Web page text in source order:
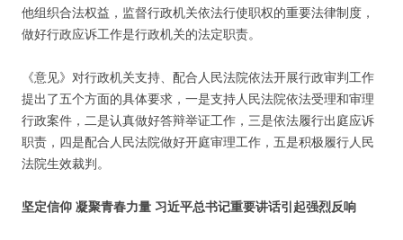
他组织合法权益，监督行政机关依法行使职权的重要法律制度，
做好行政应诉工作是行政机关的法定职责。
《意见》对行政机关支持、配合人民法院依法开展行政审判工作
提出了五个方面的具体要求，一是支持人民法院依法受理和审理
行政案件，二是认真做好答辩举证工作，三是依法履行出庭应诉
职责，四是配合人民法院做好开庭审理工作，五是积极履行人民
法院生效裁判。
坚定信仰 凝聚青春力量 习近平总书记重要讲话引起强烈反响